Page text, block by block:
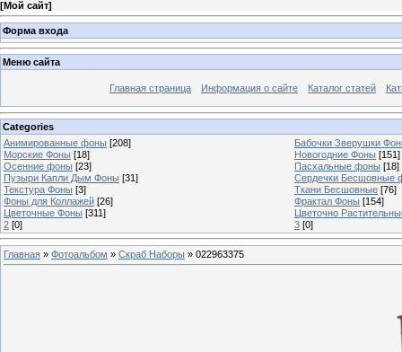
[Мой сайт]
Форма входа
Меню сайта
Главная страница Информация о сайте Каталог статей
Categories
Анимированные фоны [208]
Бабочки Зверушки
Морские Фоны [18] Новогодние Фоны [151]
Осенние фоны [23] Пасхальные фоны [18]
Пузыри Капли Дым Фоны [31]
Сердечки Бесшовные
Текстура Фоны [3] Ткани Бесшовные [76]
Фоны для Коллажей [26] Фрактал Фоны [154]
Цветочные Фоны [311]
Цветочно
2 [0] 3 [0]
Главная » Фотоальбом » Скраб Наборы » 022963375